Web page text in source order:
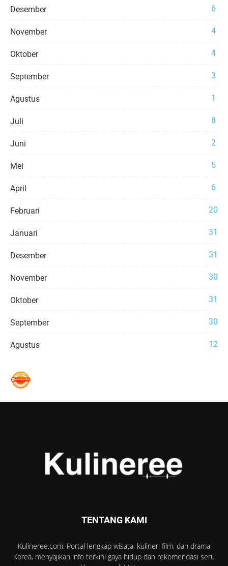
Desember 6
November 4
Oktober 4
September 3
Agustus 1
Juli 8
Juni 2
Mei 5
April 6
Februari 20
Januari 31
Desember 31
November 30
Oktober 31
September 30
Agustus 12
TENTANG KAMI
Kulineree.com: Portal lengkap wisata, kuliner, film, dan drama
Korea, menyajikan info terkini gaya hidup dan rekomendasi seru